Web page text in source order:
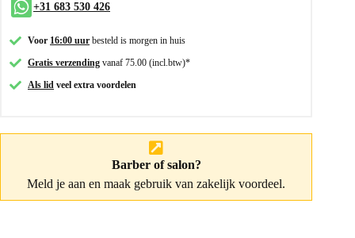
+31 683 530 426
Voor 16:00 uur besteld is morgen in huis
Gratis verzending vanaf 75.00 (incl.btw)*
Als lid veel extra voordelen
Barber of salon?
Meld je aan en maak gebruik van zakelijk voordeel.